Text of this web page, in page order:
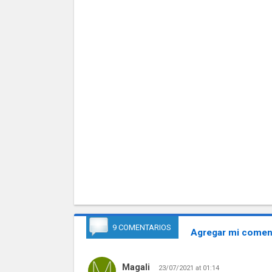
9 COMENTARIOS Agregar mi
Magali 23/07/2021 at 01:14